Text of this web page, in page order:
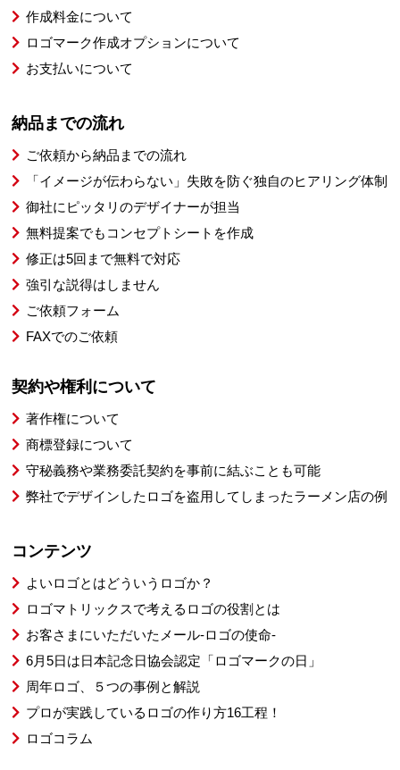
作成料金について
ロゴマーク作成オプションについて
お支払いについて
納品までの流れ
ご依頼から納品までの流れ
「イメージが伝わらない」失敗を防ぐ独自のヒアリング体制
御社にピッタリのデザイナーが担当
無料提案でもコンセプトシートを作成
修正は5回まで無料で対応
強引な説得はしません
ご依頼フォーム
FAXでのご依頼
契約や権利について
著作権について
商標登録について
守秘義務や業務委託契約を事前に結ぶことも可能
弊社でデザインしたロゴを盗用してしまったラーメン店の例
コンテンツ
よいロゴとはどういうロゴか？
ロゴマトリックスで考えるロゴの役割とは
お客さまにいただいたメール-ロゴの使命-
6月5日は日本記念日協会認定「ロゴマークの日」
周年ロゴ、５つの事例と解説
プロが実践しているロゴの作り方16工程！
ロゴコラム